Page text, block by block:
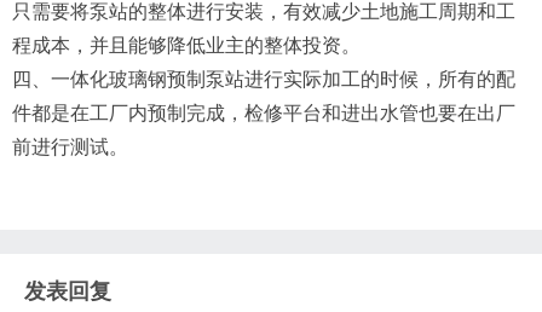
只需要将泵站的整体进行安装，有效减少土地施工周期和工
程成本，并且能够降低业主的整体投资。
四、一体化玻璃钢预制泵站进行实际加工的时候，所有的配
件都是在工厂内预制完成，检修平台和进出水管也要在出厂
前进行测试。
发表回复